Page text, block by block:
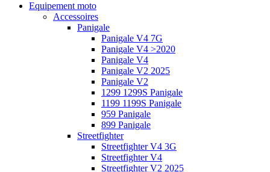
Equipement moto
Accessoires
Panigale
Panigale V4 7G
Panigale V4 >2020
Panigale V4
Panigale V2 2025
Panigale V2
1299 1299S Panigale
1199 1199S Panigale
959 Panigale
899 Panigale
Streetfighter
Streetfighter V4 3G
Streetfighter V4
Streetfighter V2 2025